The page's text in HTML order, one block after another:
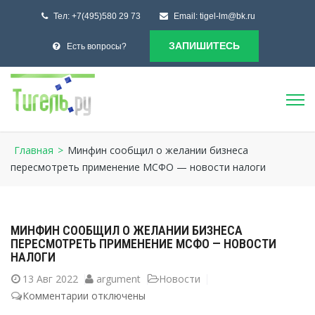
Тел: +7(495)580 29 73 Email: tigel-lm@bk.ru
Есть вопросы? ЗАПИШИТЕСЬ
Главная > Минфин сообщил о желании бизнеса
пересмотреть применение МСФО — новости налоги
МИНФИН СООБЩИЛ О ЖЕЛАНИИ БИЗНЕСА
ПЕРЕСМОТРЕТЬ ПРИМЕНЕНИЕ МСФО — НОВОСТИ
НАЛОГИ
13 Авг 2022 argument
Новости
Комментарии котключены